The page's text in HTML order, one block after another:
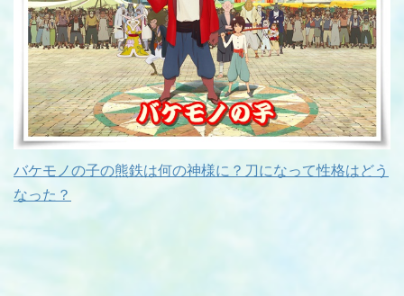
バケモノの子の熊鉄は何の神様に？刀になって性格はどう
なった？